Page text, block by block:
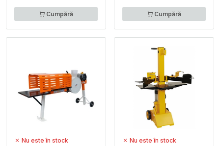
Cumpără Cumpără
Nu este în stock Nu este în stock